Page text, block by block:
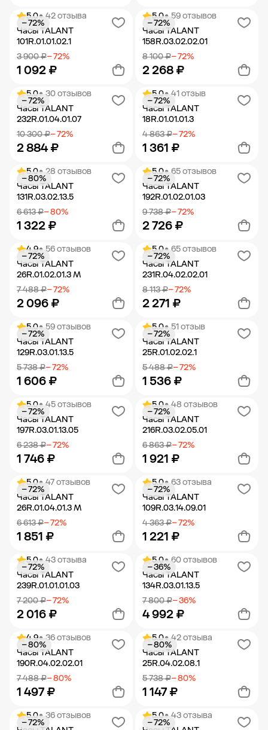
Добавить в корзину Добавить в корзину
5.0• 42 отзыва
Часы TALANT
101R.01.01.02.1
3 900 ₽− 72%
1 092 ₽
− 72%
Добавить в корзину
5.0• 59 отзывов
Часы TALANT
158R.03.02.02.01
8 100 ₽− 72%
2 268 ₽
− 72%
Добавить в корзину
5.0• 30 отзывов
Часы TALANT
232R.01.04.01.07
10 300 ₽− 72%
2 884 ₽
− 72%
Добавить в корзину
5.0• 41 отзыв
Часы TALANT
18R.01.01.01.3
4 863 ₽− 72%
1 361 ₽
− 72%
Добавить в корзину
5.0• 28 отзывов
Часы TALANT
131R.03.02.13.5
6 613 ₽− 80%
1 322 ₽
− 80%
Добавить в корзину
5.0• 65 отзывов
Часы TALANT
192R.01.02.01.03
9 738 ₽− 72%
2 726 ₽
− 72%
Добавить в корзину
4.9• 56 отзывов
Часы TALANT
26R.01.02.01.3 M
7 488 ₽− 72%
2 096 ₽
− 72%
Добавить в корзину
5.0• 65 отзывов
Часы TALANT
231R.04.02.02.01
8 113 ₽− 72%
2 271 ₽
− 72%
Добавить в корзину
5.0• 59 отзывов
Часы TALANT
129R.03.01.13.5
5 738 ₽− 72%
1 606 ₽
− 72%
Добавить в корзину
5.0• 51 отзыв
Часы TALANT
25R.01.02.02.1
5 488 ₽− 72%
1 536 ₽
− 72%
Добавить в корзину
5.0• 45 отзывов
Часы TALANT
197R.03.01.13.05
6 238 ₽− 72%
1 746 ₽
− 72%
Добавить в корзину
5.0• 48 отзывов
Часы TALANT
216R.03.02.05.01
6 863 ₽− 72%
1 921 ₽
− 72%
Добавить в корзину
5.0• 47 отзывов
Часы TALANT
26R.01.04.01.3 M
6 613 ₽− 72%
1 851 ₽
− 72%
Добавить в корзину
5.0• 63 отзыва
Часы TALANT
109R.03.14.09.01
4 363 ₽− 72%
1 221 ₽
− 72%
Добавить в корзину
5.0• 43 отзыва
Часы TALANT
239R.01.01.01.03
7 200 ₽− 72%
2 016 ₽
− 72%
Добавить в корзину
5.0• 60 отзывов
Часы TALANT
134R.03.01.13.5
7 800 ₽− 36%
4 992 ₽
− 36%
Добавить в корзину
4.9• 36 отзывов
Часы TALANT
190R.04.02.02.01
7 488 ₽− 80%
1 497 ₽
− 80%
Добавить в корзину
5.0• 42 отзыва
Часы TALANT
25R.04.02.08.1
5 738 ₽− 80%
1 147 ₽
− 80%
Добавить в корзину
5.0• 36 отзывов
− 72%
5.0• 43 отзыва
− 72%